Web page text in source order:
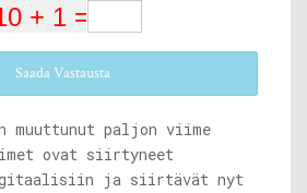
Saada Vastausta
muuttunut paljon viime
ovat siirtyneet
ja siirtävät nyt